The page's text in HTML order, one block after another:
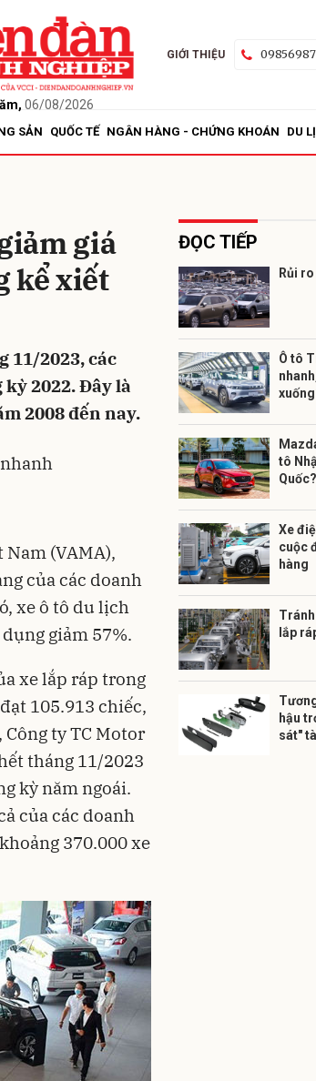
06/08/2026
GIỚI THIỆU
SẢN QUỐC TẾ NGÂN HÀNG - CHỨNG KHOÁN DU
giá
kể xiết
11/2023, các
2022. Đây là
2008 đến nay.
(VAMA),
của các doanh
xe ô tô du lịch
giảm 57%.
xe lắp ráp trong
105.913 chiếc,
ty TC Motor
tháng 11/2023
kỳ năm ngoái.
của các doanh
370.000 xe
ĐỌC TIẾP
Rủi
Ô tô
tô
Quốc?
Xe
cuộc
hàng
lắp
hậu
sát"
Gửi